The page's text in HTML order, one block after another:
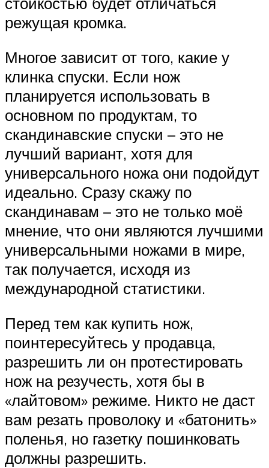
режущая кромка.
Многое зависит от того, какие у
клинка спуски. Если нож
планируется использовать в
основном по продуктам, то
скандинавские спуски – это не
лучший вариант, хотя для
универсального ножа они подойдут
идеально. Сразу скажу по
скандинавам – это не только моё
мнение, что они являются лучшими
универсальными ножами в мире,
так получается, исходя из
международной статистики.
Перед тем как купить нож,
поинтересуйтесь у продавца,
разрешить ли он протестировать
нож на резучесть, хотя бы в
«лайтовом» режиме. Никто не даст
вам резать проволоку и «батонить»
поленья, но газетку пошинковать
должны разрешить.